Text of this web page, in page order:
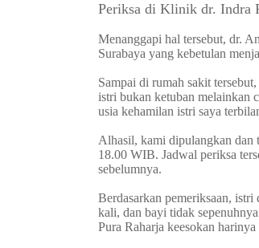
Periksa di Klinik dr. Indra
Menanggapi hal tersebut, dr.
Surabaya yang kebetulan
Sampai di rumah sakit
istri bukan ketuban melainkan
usia kehamilan istri saya
Alhasil, kami dipulangkan dan
18.00 WIB. Jadwal periksa
sebelumnya.
Berdasarkan pemeriksaan, istri
kali, dan bayi tidak
Pura Raharja keesokan